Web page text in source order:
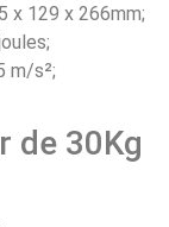
x 129 x 266mm;
m/s²;
de 30Kg